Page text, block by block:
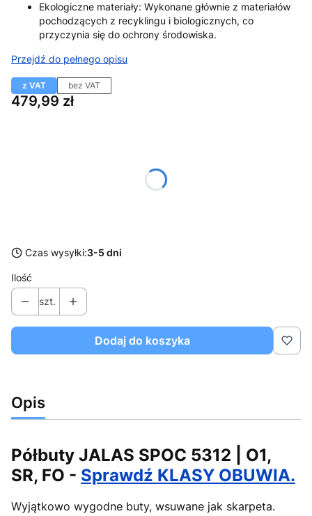
Ekologiczne materiały: Wykonane głównie z materiałów
pochodzących z recyklingu i biologicznych, co
przyczynia się do ochrony środowiska.
Przejdź do pełnego opisu
z VAT bez VAT
Cena
479,99 zł
Czas wysyłki:3-5 dni
Ilość
szt.
Dodaj do koszyka
Opis
Półbuty JALAS SPOC 5312 | O1,
SR, FO - Sprawdź KLASY OBUWIA.
Wyjątkowo wygodne buty, wsuwane jak skarpeta.